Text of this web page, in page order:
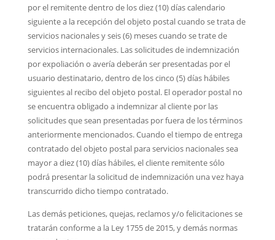
por el remitente dentro de los diez (10) días calendario
siguiente a la recepción del objeto postal cuando se trata de
servicios nacionales y seis (6) meses cuando se trate de
servicios internacionales. Las solicitudes de indemnización
por expoliación o avería deberán ser presentadas por el
usuario destinatario, dentro de los cinco (5) días hábiles
siguientes al recibo del objeto postal. El operador postal no
se encuentra obligado a indemnizar al cliente por las
solicitudes que sean presentadas por fuera de los términos
anteriormente mencionados. Cuando el tiempo de entrega
contratado del objeto postal para servicios nacionales sea
mayor a diez (10) días hábiles, el cliente remitente sólo
podrá presentar la solicitud de indemnización una vez haya
transcurrido dicho tiempo contratado.
Las demás peticiones, quejas, reclamos y/o felicitaciones se
tratarán conforme a la Ley 1755 de 2015, y demás normas